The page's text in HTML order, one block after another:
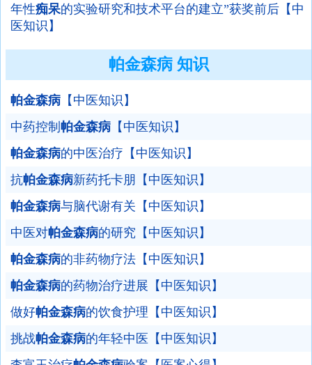
年性痴呆的实验研究和技术平台的建立”获奖前后【中
医知识】
帕金森病 知识
帕金森病 【中医知识】
中药控制 帕金森病 【中医知识】
帕金森病的中医治疗【中医知识】
抗帕金森病新药托卡朋【中医知识】
帕金森病与脑代谢有关【中医知识】
中医对帕金森病的研究【中医知识】
帕金森病的非药物疗法【中医知识】
帕金森病的药物治疗进展【中医知识】
做好帕金森病的饮食护理【中医知识】
挑战帕金森病的年轻中医【中医知识】